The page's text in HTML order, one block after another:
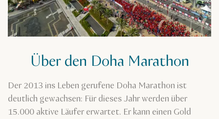
Über den Doha Marathon
Der 2013 ins Leben gerufene Doha Marathon ist
deutlich gewachsen: Für dieses Jahr werden über
15.000 aktive Läufer erwartet. Er kann einen Gold